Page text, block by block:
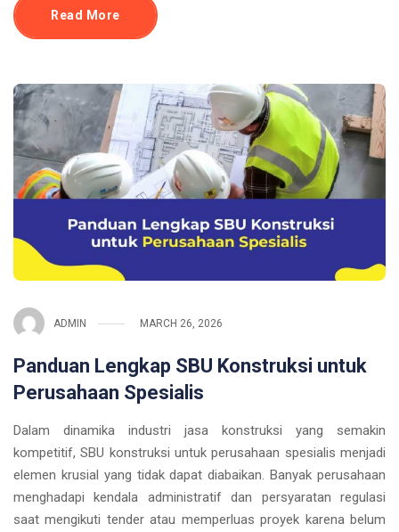
Read More
ADMIN MARCH 26, 2026
Panduan Lengkap SBU Konstruksi untuk
Perusahaan Spesialis
Dalam dinamika industri jasa konstruksi yang semakin
kompetitif, SBU konstruksi untuk perusahaan spesialis menjadi
elemen krusial yang tidak dapat diabaikan. Banyak perusahaan
menghadapi kendala administratif dan persyaratan regulasi
saat mengikuti tender atau memperluas proyek karena belum